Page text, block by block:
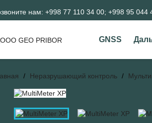
нам: +998 77 110 34 00; +998 95 044
GNSS
Неразрушающий контроль